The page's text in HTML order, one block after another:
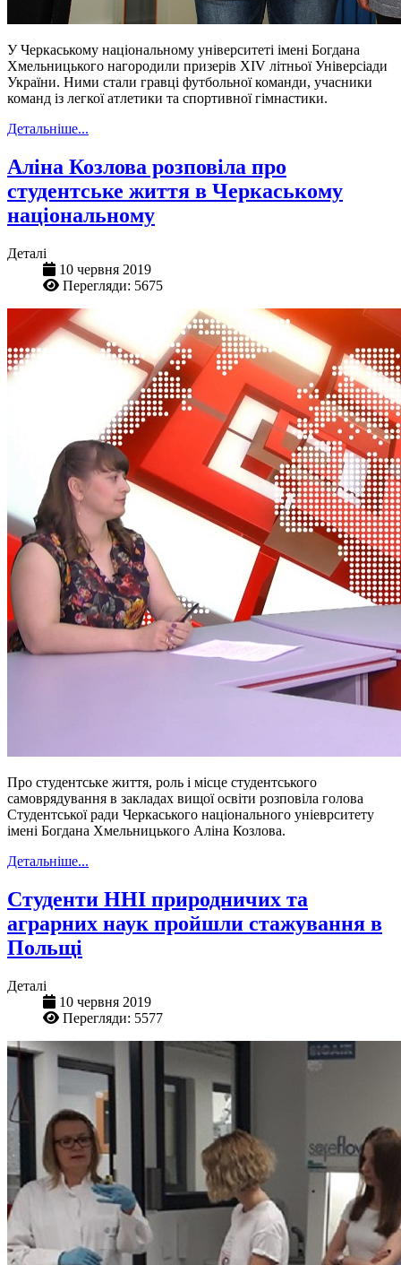
У Черкаському національному університеті імені Богдана
Хмельницького нагородили призерів XIV літньої Універсіади
України. Ними стали гравці футбольної команди, учасники
команд із легкої атлетики та спортивної гімнастики.
Детальніше...
Аліна Козлова розповіла про
студентське життя в Черкаському
національному
Деталі
10 червня 2019
Перегляди: 5675
Про студентське життя, роль і місце студентського
самоврядування в закладах вищої освіти розповіла голова
Студентської ради Черкаського національного уніеврситету
імені Богдана Хмельницького Аліна Козлова.
Детальніше...
Студенти ННІ природничих та
аграрних наук пройшли стажування в
Польщі
Деталі
10 червня 2019
Перегляди: 5577